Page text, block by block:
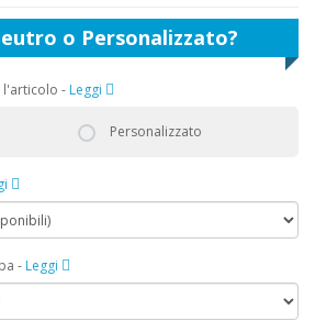
o Personalizzato?
l'articolo - Leggi
Personalizzato
- Leggi